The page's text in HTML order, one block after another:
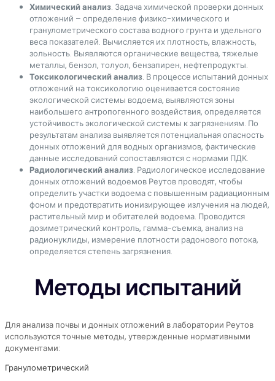
Химический анализ. Задача химической проверки донных
отложений – определение физико-химического и
гранулометрического состава водного грунта и удельного
веса показателей. Вычисляется их плотность, влажность,
зольность. Выявляются органические вещества, тяжелые
металлы, бензол, толуол, бензапирен, нефтепродукты.
Токсикологический анализ. В процессе испытаний донных
отложений на токсикологию оценивается состояние
экологической системы водоема, выявляются зоны
наибольшего антропогенного воздействия, определяется
устойчивость экологической системы к загрязнениям. По
результатам анализа выявляется потенциальная опасность
донных отложений для водных организмов, фактические
данные исследований сопоставляются с нормами ПДК.
Радиологический анализ. Радиологическое исследование
донных отложений водоемов Реутов проводят, чтобы
определить участки водоема с повышенным радиационным
фоном и предотвратить ионизирующее излучения на людей,
растительный мир и обитателей водоема. Проводится
дозиметрический контроль, гамма-съемка, анализ на
радионуклиды, измерение плотности радонового потока,
определяется степень загрязнения.
Методы испытаний
Для анализа почвы и донных отложений в лаборатории Реутов
используются точные методы, утвержденные нормативными
документами:
Гранулометрический